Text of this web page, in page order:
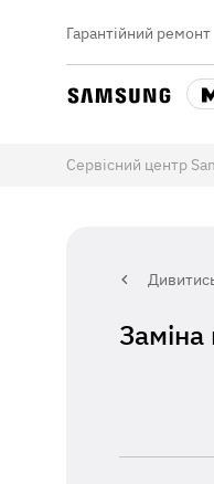
Гарантійний ремонт
Сервісний центр